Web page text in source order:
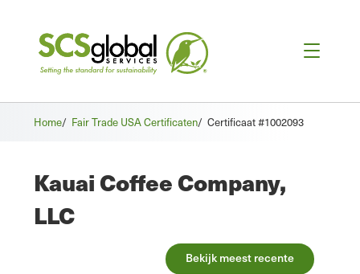
Home/ Fair Trade USA Certificaten/ Certificaat #1002093
Kauai Coffee Company,
LLC
Bekijk meest recente